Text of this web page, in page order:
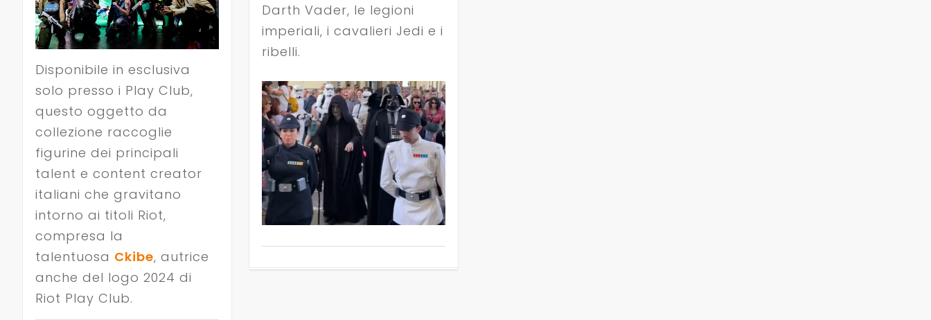
Disponibile in esclusiva
solo presso i Play Club,
questo oggetto da
collezione raccoglie
figurine dei principali
talent e content creator
italiani che gravitano
intorno ai titoli Riot,
compresa la
talentuosa Ckibe, autrice
anche del logo 2024 di
Riot Play Club.
Darth Vader, le legioni
imperiali, i cavalieri Jedi e i
ribelli.